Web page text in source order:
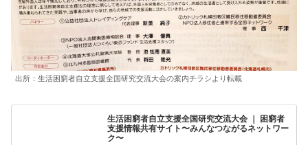
出所：生活困窮者自立支援全国研究交流大会の案内チラシより転載
生活困窮者自立支援全国研究交流大会 ｜ 困窮者
支援情報共有サイト〜みんなつながるネットワー
ク〜